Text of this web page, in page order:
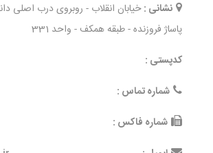
نشانی : خیابان انقلاب - روبروی درب اصلی
پاساژ فروزنده - طبقه همکف - واحد 331
کدپستی :
شماره تماس :
شماره فاکس :